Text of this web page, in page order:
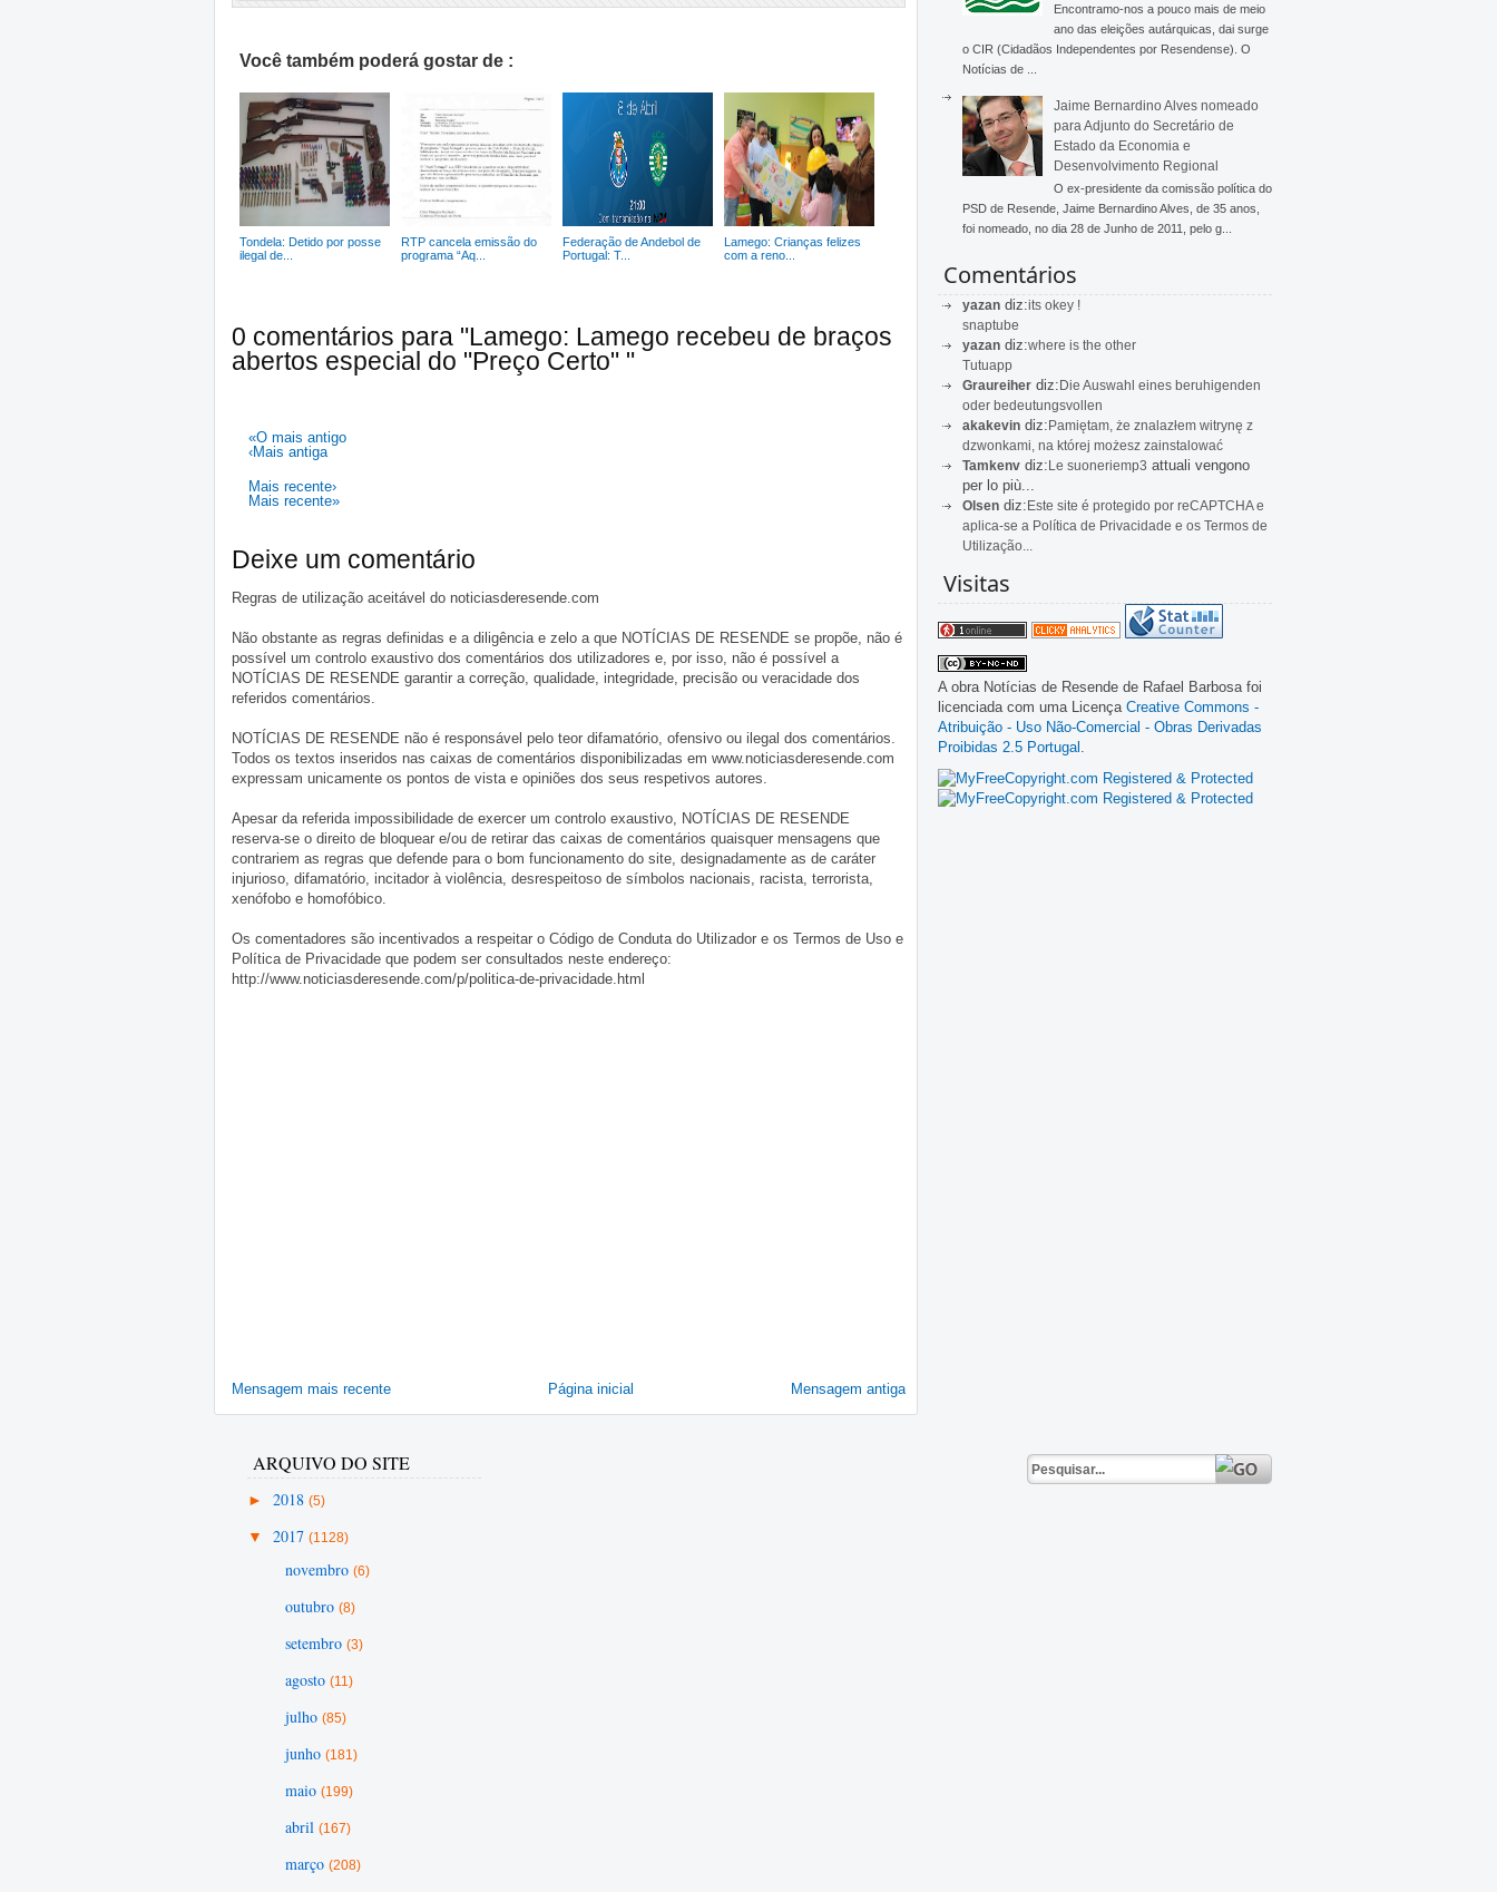
Você também poderá gostar de :
Tondela: Detido por posse
ilegal de...
RTP cancela emissão do
programa “Aq...
Federação de Andebol de
Portugal: T...
Lamego: Crianças felizes
com a reno...
0 comentários para "Lamego: Lamego recebeu de braços
abertos especial do "Preço Certo" "
«O mais antigo
‹Mais antiga
Mais recente›
Mais recente»
Deixe um comentário
Regras de utilização aceitável do noticiasderesende.com
Não obstante as regras definidas e a diligência e zelo a que NOTÍCIAS DE RESENDE se propõe, não é
possível um controlo exaustivo dos comentários dos utilizadores e, por isso, não é possível a
NOTÍCIAS DE RESENDE garantir a correção, qualidade, integridade, precisão ou veracidade dos
referidos comentários.
NOTÍCIAS DE RESENDE não é responsável pelo teor difamatório, ofensivo ou ilegal dos comentários.
Todos os textos inseridos nas caixas de comentários disponibilizadas em www.noticiasderesende.com
expressam unicamente os pontos de vista e opiniões dos seus respetivos autores.
Apesar da referida impossibilidade de exercer um controlo exaustivo, NOTÍCIAS DE RESENDE
reserva-se o direito de bloquear e/ou de retirar das caixas de comentários quaisquer mensagens que
contrariem as regras que defende para o bom funcionamento do site, designadamente as de caráter
injurioso, difamatório, incitador à violência, desrespeitoso de símbolos nacionais, racista, terrorista,
xenófobo e homofóbico.
Os comentadores são incentivados a respeitar o Código de Conduta do Utilizador e os Termos de Uso e
Política de Privacidade que podem ser consultados neste endereço:
http://www.noticiasderesende.com/p/politica-de-privacidade.html
Mensagem mais recente Mensagem antiga
Página inicial
Encontramo-nos a pouco mais de meio
ano das eleições autárquicas, dai surge
o CIR (Cidadãos Independentes por Resendense). O
Notícias de ...
Jaime Bernardino Alves nomeado
para Adjunto do Secretário de
Estado da Economia e
Desenvolvimento Regional
O ex-presidente da comissão política do
PSD de Resende, Jaime Bernardino Alves, de 35 anos,
foi nomeado, no dia 28 de Junho de 2011, pelo g...
Comentários
yazan diz:its okey !
snaptube
yazan diz:where is the other
Tutuapp
Graureiher diz:Die Auswahl eines beruhigenden
oder bedeutungsvollen
akakevin diz:Pamiętam, że znalazłem witrynę z
dzwonkami, na której możesz zainstalować
Tamkenv diz:Le suoneriemp3 attuali vengono
per lo più...
Olsen diz:Este site é protegido por reCAPTCHA e
aplica-se a Política de Privacidade e os Termos de
Utilização...
Visitas
A obra Notícias de Resende de Rafael Barbosa foi
licenciada com uma Licença Creative Commons -
Atribuição - Uso Não-Comercial - Obras Derivadas
Proibidas 2.5 Portugal
ARQUIVO DO SITE
► 2018 (5)
▼ 2017 (1128)
novembro (6)
outubro (8)
setembro (3)
agosto (11)
julho (85)
junho (181)
maio (199)
abril (167)
março (208)